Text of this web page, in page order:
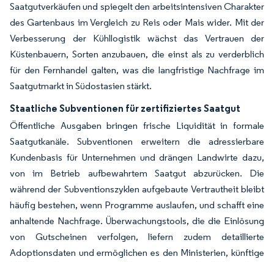
Saatgutverkäufen und spiegelt den arbeitsintensiven Charakter
des Gartenbaus im Vergleich zu Reis oder Mais wider. Mit der
Verbesserung der Kühllogistik wächst das Vertrauen der
Küstenbauern, Sorten anzubauen, die einst als zu verderblich
für den Fernhandel galten, was die langfristige Nachfrage im
Saatgutmarkt in Südostasien stärkt.
Staatliche Subventionen für zertifiziertes Saatgut
Öffentliche Ausgaben bringen frische Liquidität in formale
Saatgutkanäle. Subventionen erweitern die adressierbare
Kundenbasis für Unternehmen und drängen Landwirte dazu,
von im Betrieb aufbewahrtem Saatgut abzurücken. Die
während der Subventionszyklen aufgebaute Vertrautheit bleibt
häufig bestehen, wenn Programme auslaufen, und schafft eine
anhaltende Nachfrage. Überwachungstools, die die Einlösung
von Gutscheinen verfolgen, liefern zudem detaillierte
Adoptionsdaten und ermöglichen es den Ministerien, künftige